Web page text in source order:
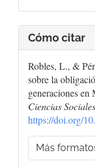
Cómo citar
Robles, L., &
sobre la
generaciones en
Ciencias
https://doi.org/
Más